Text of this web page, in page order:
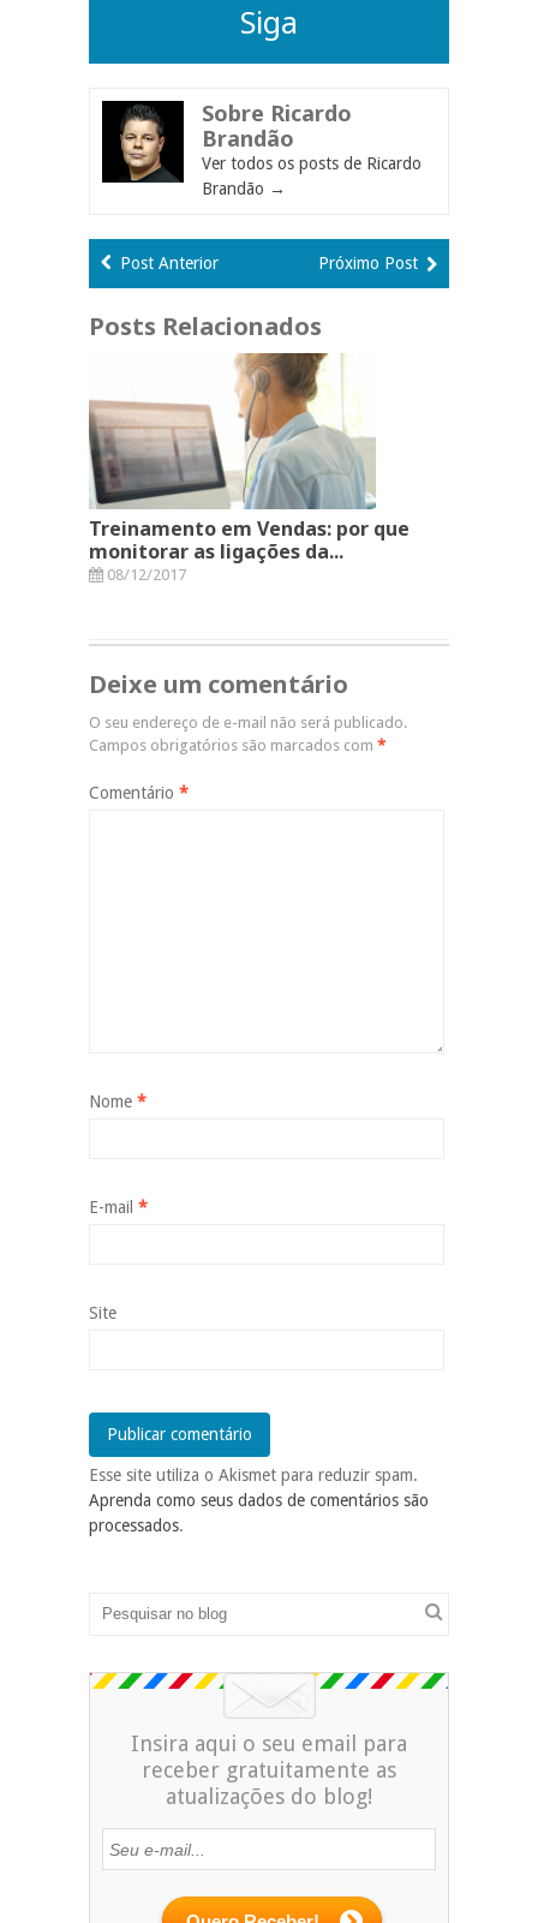
Siga
Sobre Ricardo
Brandão
Ver todos os posts de Ricardo
Brandão →
Post Anterior Próximo Post
Posts Relacionados
Treinamento em Vendas: por que
monitorar as ligações da...
08/12/2017
Deixe um comentário
O seu endereço de e-mail não será publicado.
Campos obrigatórios são marcados com *
Comentário *
Nome *
E-mail *
Site
Esse site utiliza o Akismet para reduzir spam.
Aprenda como seus dados de comentários são
processados.
Insira aqui o seu email para
receber gratuitamente as
atualizações do blog!